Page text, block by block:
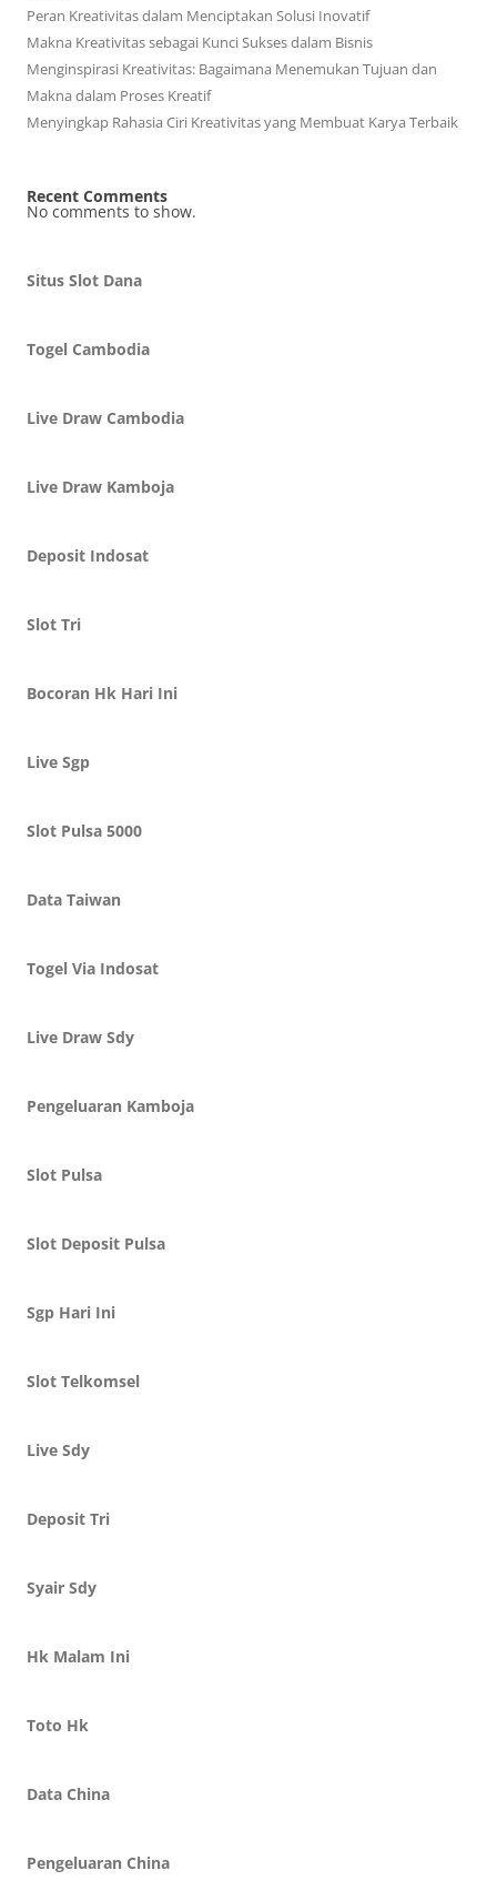
Peran Kreativitas dalam Menciptakan Solusi Inovatif
Makna Kreativitas sebagai Kunci Sukses dalam Bisnis
Menginspirasi Kreativitas: Bagaimana Menemukan Tujuan dan
Makna dalam Proses Kreatif
Menyingkap Rahasia Ciri Kreativitas yang Membuat Karya Terbaik
Recent Comments
No comments to show.
Situs Slot Dana
Togel Cambodia
Live Draw Cambodia
Live Draw Kamboja
Deposit Indosat
Slot Tri
Bocoran Hk Hari Ini
Live Sgp
Slot Pulsa 5000
Data Taiwan
Togel Via Indosat
Live Draw Sdy
Pengeluaran Kamboja
Slot Pulsa
Slot Deposit Pulsa
Sgp Hari Ini
Slot Telkomsel
Live Sdy
Deposit Tri
Syair Sdy
Hk Malam Ini
Toto Hk
Data China
Pengeluaran China